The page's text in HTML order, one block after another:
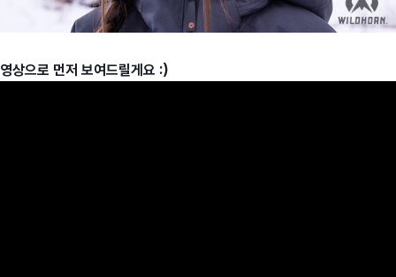
영상으로 먼저 보여드릴게요 :)